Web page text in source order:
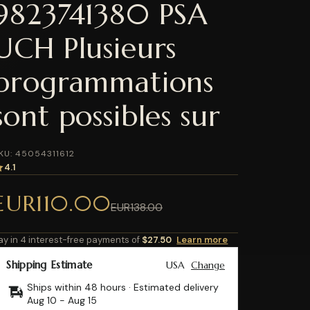
PSA
Plusieurs
possibles sur
45054311612
4.1
EUR138.00
in 4 interest-free payments of $27.50 Learn more
Shipping Estimate USA Change
Ships within 48 hours · Estimated delivery
Aug 10 -Aug 15